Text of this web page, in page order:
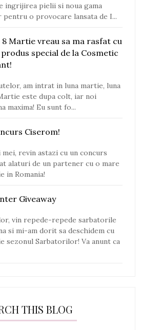
ingrijirea pielii si noua gama
pentru o provocare lansata de I...
8 Martie vreau sa ma rasfat cu
special de la Cosmetic
am intrat in luna martie, luna
este dupa colt, iar noi
maxima! Eu sunt fo...
Ciserom!
revin astazi cu un concurs
alaturi de un partener cu o mare
in Romania!
Giveaway
vin repede-repede sarbatorile
si mi-am dorit sa deschidem cu
sezonul Sarbatorilor! Va anunt ca
THIS BLOG